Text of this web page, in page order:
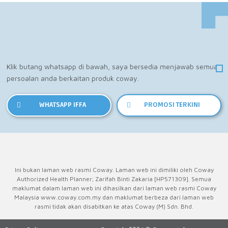
Klik butang whatsapp di bawah, saya bersedia menjawab semua
persoalan anda berkaitan produk coway.
WHATSAPP IFFA PROMOSI TERKINI
Ini bukan laman web rasmi Coway. Laman web ini dimiliki oleh Coway
Authorized Health Planner; Zarifah Binti Zakaria [HP571309]. Semua
maklumat dalam laman web ini dihasilkan dari laman web rasmi Coway
Malaysia www.coway.com.my dan maklumat berbeza dari laman web
rasmi tidak akan disabitkan ke atas Coway (M) Sdn. Bhd.